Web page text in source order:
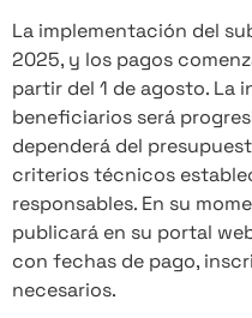
La implementación del
2025, y los pagos
partir del 1 de agosto. La
beneficiarios será
dependerá del
criterios técnicos
responsables. En su
publicará en su portal
con fechas de pago,
necesarios.